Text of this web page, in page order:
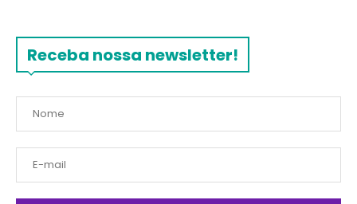
Receba nossa newsletter!